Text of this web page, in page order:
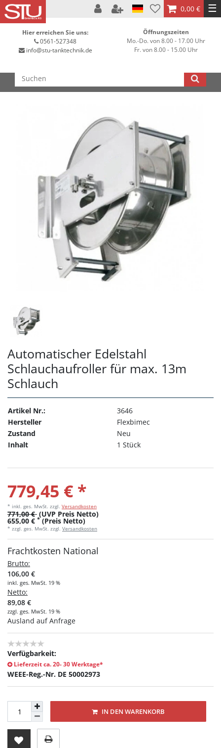
0,00 € ☰
Hier erreichen Sie uns:
0561-527348
info@stu-tanktechnik.de
Öffnungszeiten
Mo.-Do. von 8.00 - 17.00 Uhr
Fr. von 8.00 - 15.00 Uhr
Automatischer Edelstahl
Schlauchaufroller für max. 13m
Schlauch
Artikel Nr.:
3646
Hersteller
Flexbimec
Zustand
Neu
Inhalt
1 Stück
779,45 € *
* inkl. ges. MwSt. zzgl. Versandkosten
771,00 € (UVP Preis Netto)
655,00 € * (Preis Netto)
* zzgl. ges. MwSt. zzgl. Versandkosten
Frachtkosten National
Brutto:
106,00 €
inkl. ges. MwSt. 19 %
Netto:
89,08 €
zzgl. ges. MwSt. 19 %
Ausland auf Anfrage
Verfügbarkeit:
Lieferzeit ca. 20- 30 Werktage*
WEEE-Reg.-Nr. DE 50002973
IN DEN WARENKORB